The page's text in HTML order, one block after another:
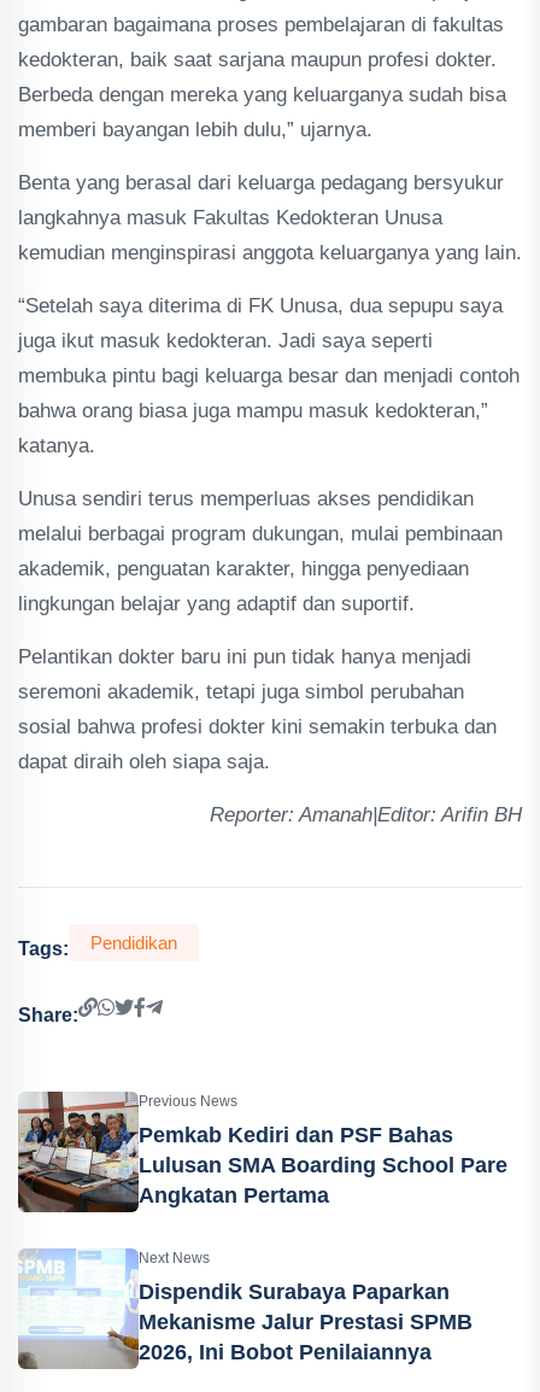
gambaran bagaimana proses pembelajaran di fakultas
kedokteran, baik saat sarjana maupun profesi dokter.
Berbeda dengan mereka yang keluarganya sudah bisa
memberi bayangan lebih dulu,” ujarnya.
Benta yang berasal dari keluarga pedagang bersyukur
langkahnya masuk Fakultas Kedokteran Unusa
kemudian menginspirasi anggota keluarganya yang lain.
“Setelah saya diterima di FK Unusa, dua sepupu saya
juga ikut masuk kedokteran. Jadi saya seperti
membuka pintu bagi keluarga besar dan menjadi contoh
bahwa orang biasa juga mampu masuk kedokteran,”
katanya.
Unusa sendiri terus memperluas akses pendidikan
melalui berbagai program dukungan, mulai pembinaan
akademik, penguatan karakter, hingga penyediaan
lingkungan belajar yang adaptif dan suportif.
Pelantikan dokter baru ini pun tidak hanya menjadi
seremoni akademik, tetapi juga simbol perubahan
sosial bahwa profesi dokter kini semakin terbuka dan
dapat diraih oleh siapa saja.
Reporter: Amanah|Editor: Arifin BH
Tags: Pendidikan
Share:
Previous News
Pemkab Kediri dan PSF Bahas
Lulusan SMA Boarding School Pare
Angkatan Pertama
Next News
Dispendik Surabaya Paparkan
Mekanisme Jalur Prestasi SPMB
2026, Ini Bobot Penilaiannya